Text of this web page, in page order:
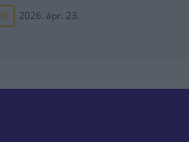
2026. ápr. 23.